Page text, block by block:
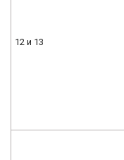
12 и 13